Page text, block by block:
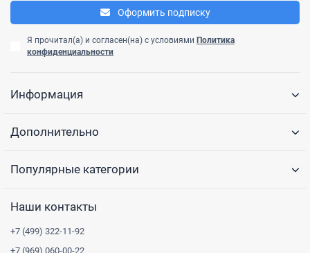
Оформить подписку
Я прочитал(а) и согласен(на) с условиями Политика
конфиденциальности
Информация
Дополнительно
Популярные категории
Наши контакты
+7 (499) 322-11-92
+7 (969) 060-00-22